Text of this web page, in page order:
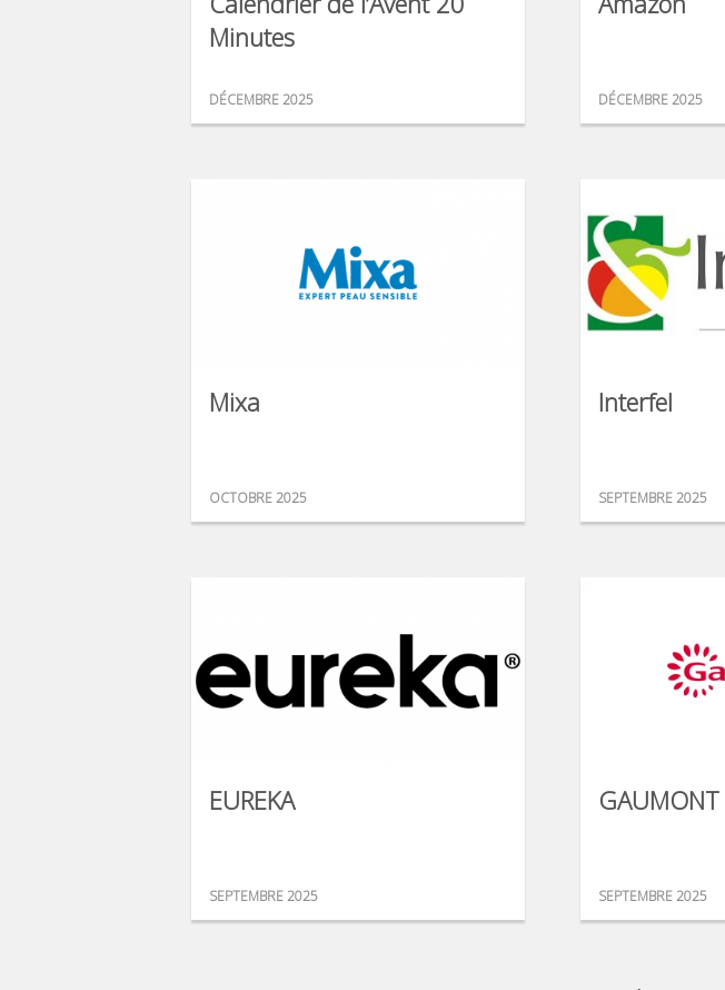
Minutes
DÉCEMBRE 2025 DÉCEMBRE 2025
Mixa
OCTOBRE 2025
Interfel
SEPTEMBRE 2025
EUREKA
SEPTEMBRE 2025
GAUMONT
SEPTEMBRE 2025